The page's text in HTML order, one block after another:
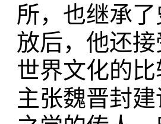
所，也继承
放后，他还
世界文化的
主张魏晋封